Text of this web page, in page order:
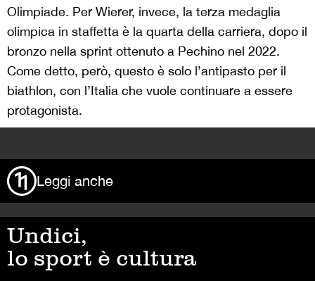
Olimpiade. Per Wierer, invece, la terza medaglia
olimpica in staffetta è la quarta della carriera, dopo il
bronzo nella sprint ottenuto a Pechino nel 2022.
Come detto, però, questo è solo l’antipasto per il
biathlon, con l’Italia che vuole continuare a essere
protagonista.
Leggi anche
Undici,
lo sport è cultura